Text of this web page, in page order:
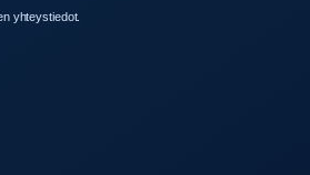
yhteystiedot.